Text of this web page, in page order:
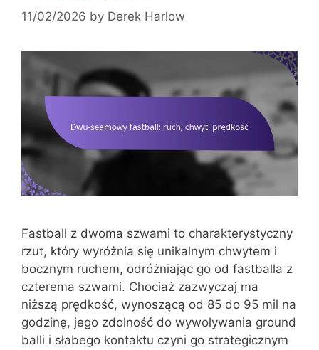
11/02/2026 by Derek Harlow
Fastball z dwoma szwami to charakterystyczny
rzut, który wyróżnia się unikalnym chwytem i
bocznym ruchem, odróżniając go od fastballa z
czterema szwami. Chociaż zazwyczaj ma
niższą prędkość, wynoszącą od 85 do 95 mil na
godzinę, jego zdolność do wywoływania ground
balli i słabego kontaktu czyni go strategicznym